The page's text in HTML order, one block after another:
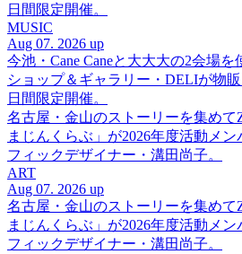
日間限定開催。
MUSIC
Aug 07. 2026 up
今池・Cane Caneと大大大の2会場
ショップ＆ギャラリー・DELIが物
日間限定開催。
名古屋・金山のストーリーを集め
まじんくらぶ」が2026年度活動メ
フィックデザイナー・溝田尚子。
ART
Aug 07. 2026 up
名古屋・金山のストーリーを集め
まじんくらぶ」が2026年度活動メ
フィックデザイナー・溝田尚子。